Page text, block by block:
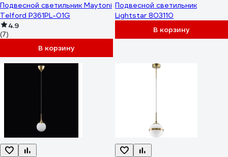
Подвесной светильник Maytoni
Telford P361PL-01G
4.9
(7)
В корзину
Подвесной светильник
Lightstar 803110
В корзину